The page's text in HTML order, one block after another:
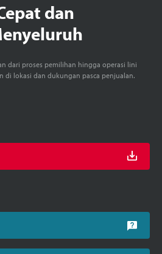
dan
dari proses pemilihan hingga operasi lini
di lokasi dan dukungan pasca penjualan.